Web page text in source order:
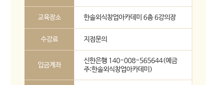
교육장소 한솔외식창업아카데미 6층 6강의장
수강료 지점문의
입금계좌
신한은행 140-008-565644(예금
주:한솔외식창업아카데미)